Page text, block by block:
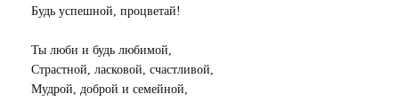
Будь успешной, процветай!
Ты люби и будь любимой,
Страстной, ласковой, счастливой,
Мудрой, доброй и семейной,